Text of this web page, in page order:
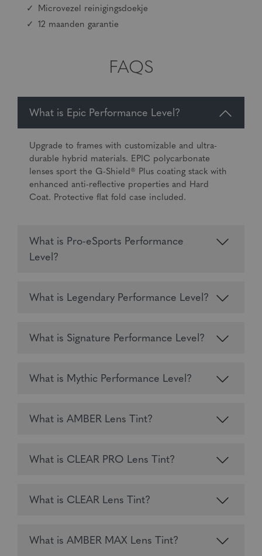
Microvezel reinigingsdoekje
12 maanden garantie
FAQS
What is Epic Performance Level?
Upgrade to frames with customizable and ultra-
durable hybrid materials. EPIC polycarbonate
lenses sport the G-Shield® Plus coating stack with
enhanced anti-reflective properties and Hard
Coat. Protective flat fold case included.
What is Pro-eSports Performance
Level?
What is Legendary Performance Level?
What is Signature Performance Level?
What is Mythic Performance Level?
What is AMBER Lens Tint?
What is CLEAR PRO Lens Tint?
What is CLEAR Lens Tint?
What is AMBER MAX Lens Tint?